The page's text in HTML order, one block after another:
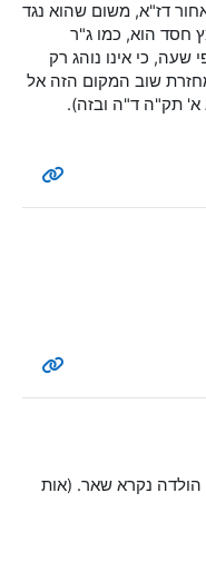
דז"א, משום שהוא נגד
חסד הוא, כמו ג"ר
כי אינו נוהג רק
שוב המקום הזה אל
א' תק"ה ד"ה ובזה).
הולדה נקרא שאר. (אות